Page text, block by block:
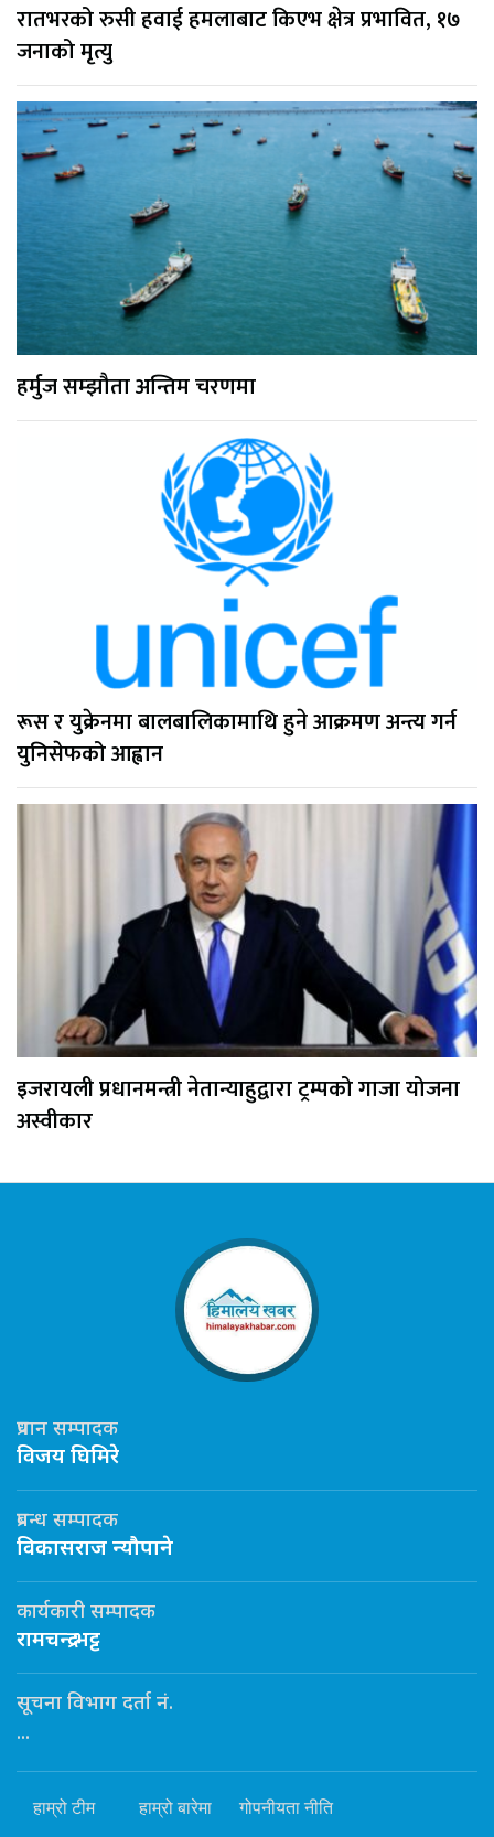
रातभरको रुसी हवाई हमलाबाट किएभ क्षेत्र प्रभावित, १७
जनाको मृत्यु
हर्मुज सम्झौता अन्तिम चरणमा
रूस र युक्रेनमा बालबालिकामाथि हुने आक्रमण अन्त्य गर्न
युनिसेफको आह्वान
इजरायली प्रधानमन्त्री नेतान्याहुद्वारा ट्रम्पको गाजा योजना
अस्वीकार
प्रधान सम्पादक
विजय घिमिरे
प्रबन्ध सम्पादक
विकासराज न्यौपाने
कार्यकारी सम्पादक
रामचन्द्र भट्ट
सूचना विभाग दर्ता नं.
...
हाम्रो टीम हाम्रो बारेमा गोपनीयता नीति